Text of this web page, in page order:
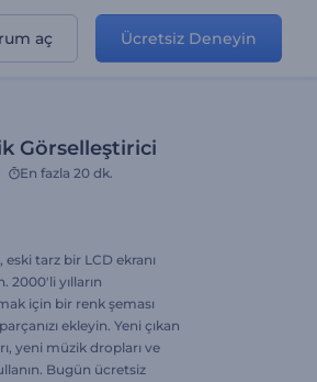
aç Ücretsiz Deneyin
Görselleştirici
En fazla 20 dk.
tarz bir LCD ekranı
2000'li yılların
için bir renk şeması
ekleyin. Yeni çıkan
yeni müzik dropları ve
Bugün ücretsiz